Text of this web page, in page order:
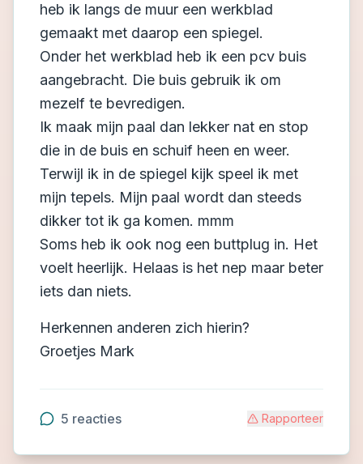
heb ik langs de muur een werkblad
gemaakt met daarop een spiegel.
Onder het werkblad heb ik een pcv buis
aangebracht. Die buis gebruik ik om
mezelf te bevredigen.
Ik maak mijn paal dan lekker nat en stop
die in de buis en schuif heen en weer.
Terwijl ik in de spiegel kijk speel ik met
mijn tepels. Mijn paal wordt dan steeds
dikker tot ik ga komen. mmm
Soms heb ik ook nog een buttplug in. Het
voelt heerlijk. Helaas is het nep maar beter
iets dan niets.
Herkennen anderen zich hierin?
Groetjes Mark
5 reacties Rapporteer